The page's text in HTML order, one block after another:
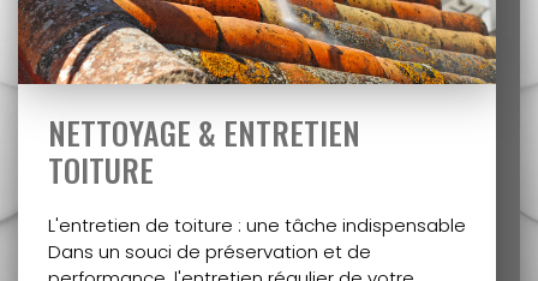
NETTOYAGE & ENTRETIEN
TOITURE
L'entretien de toiture : une tâche indispensable
Dans un souci de préservation et de